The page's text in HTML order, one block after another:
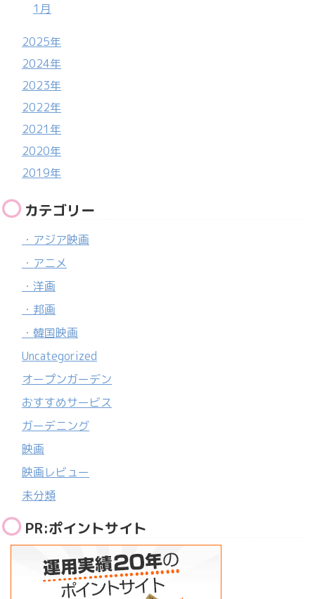
1月
2025年
2024年
2023年
2022年
2021年
2020年
2019年
カテゴリー
・アジア映画
・アニメ
・洋画
・邦画
・韓国映画
Uncategorized
オープンガーデン
おすすめサービス
ガーデニング
映画
映画レビュー
未分類
PR:ポイントサイト